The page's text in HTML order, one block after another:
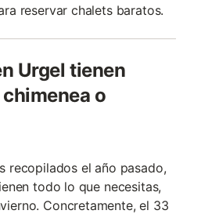
reservar chalets baratos.
Urgel tienen
o
recopilados el año pasado,
todo lo que necesitas,
Concretamente, el 33